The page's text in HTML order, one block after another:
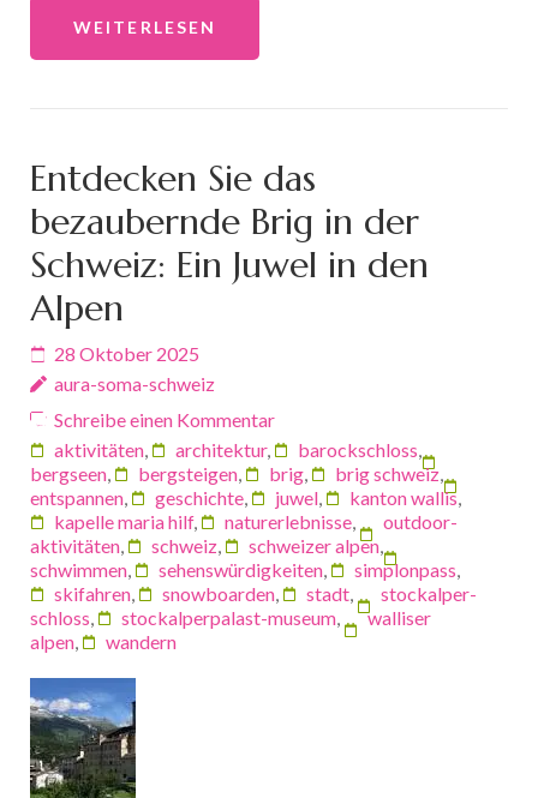
WEITERLESEN
Entdecken Sie das
bezaubernde Brig in der
Schweiz: Ein Juwel in den
Alpen
28 Oktober 2025
aura-soma-schweiz
Schreibe einen Kommentar
aktivitäten, architektur, barockschloss,
bergseen, bergsteigen, brig, brig schweiz,
entspannen, geschichte, juwel, kanton wallis,
kapelle maria hilf, naturerlebnisse,
outdoor-
aktivitäten, schweiz, schweizer alpen,
schwimmen, sehenswürdigkeiten, simplonpass,
skifahren, snowboarden, stadt,
stockalper-
schloss, stockalperpalast-museum,
walliser
alpen, wandern